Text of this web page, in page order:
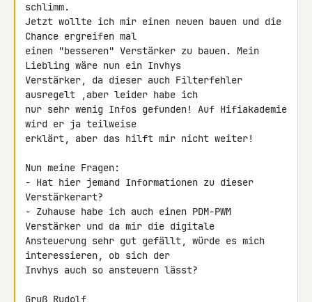
schlimm.
Jetzt wollte ich mir einen neuen bauen und die
Chance ergreifen mal
einen "besseren" Verstärker zu bauen. Mein
Liebling wäre nun ein Invhys
Verstärker, da dieser auch Filterfehler
ausregelt ,aber leider habe ich
nur sehr wenig Infos gefunden! Auf Hifiakademie
wird er ja teilweise
erklärt, aber das hilft mir nicht weiter!
Nun meine Fragen:
- Hat hier jemand Informationen zu dieser
Verstärkerart?
- Zuhause habe ich auch einen PDM-PWM
Verstärker und da mir die digitale
Ansteuerung sehr gut gefällt, würde es mich
interessieren, ob sich der
Invhys auch so ansteuern lässt?
Gruß Rudolf